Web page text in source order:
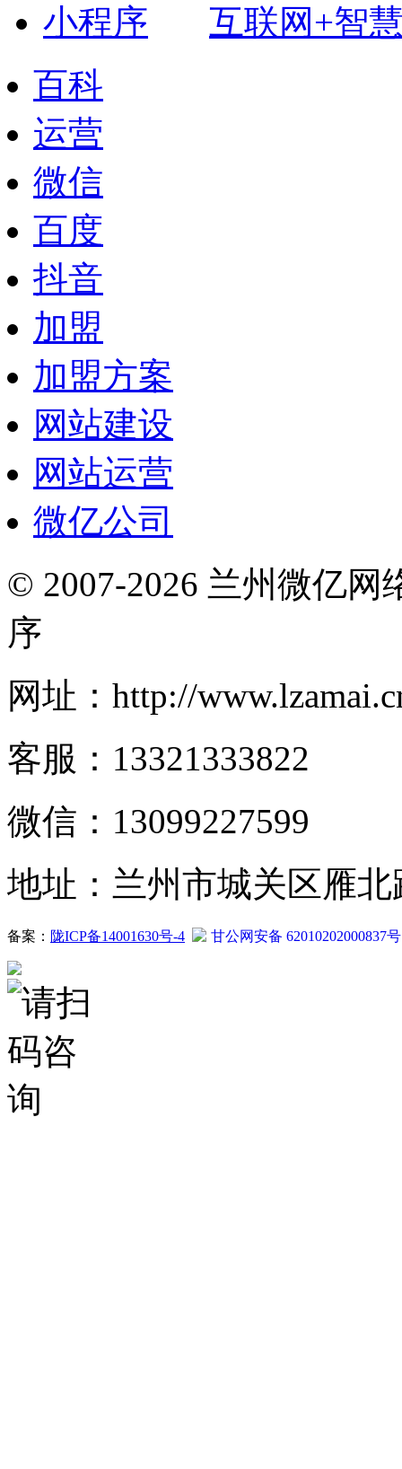
互联网+智
百科
运营
微信
百度
抖音
加盟
加盟方案
网站建设
网站运营
微亿公司
© 2007-2026 兰州微亿网
序
网址：http://
客服：13321333822
微信：13099227599
地址：兰州市城关区雁北
备案： 陇ICP备14001630号-4 甘公网安备 62010202000837号